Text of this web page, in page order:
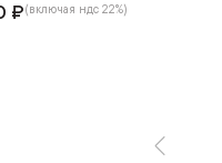
₽(включая ндс 22%)